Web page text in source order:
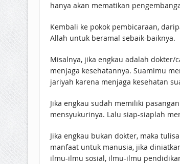
hanya akan mematikan
Kembali ke pokok pembicaraan,
Allah untuk beramal sebaik-baiknya.
Misalnya, jika engkau adalah
menjaga kesehatannya. Suamimu
jariyah karena menjaga kesehatan
Jika engkau sudah memiliki
mensyukurinya. Lalu siap-siaplah
Jika engkau bukan dokter, maka
manfaat untuk manusia, jika
ilmu-ilmu sosial, ilmu-ilmu